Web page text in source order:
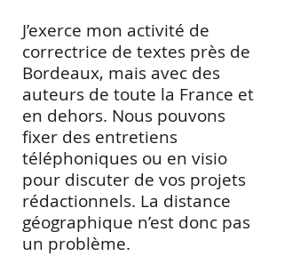
J’exerce mon activité de
correctrice de textes près de
Bordeaux, mais avec des
auteurs de toute la France et
en dehors. Nous pouvons
fixer des entretiens
téléphoniques ou en visio
pour discuter de vos projets
rédactionnels. La distance
géographique n’est donc pas
un problème.